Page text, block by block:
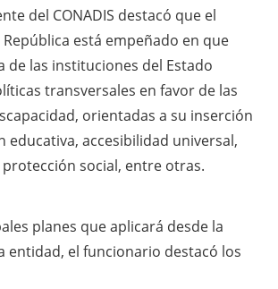
del CONADIS destacó que el
está empeñado en que
de las instituciones del Estado
transversales en favor de las
orientadas a su inserción
educativa, accesibilidad universal,
social, entre otras.
planes que aplicará desde la
entidad, el funcionario destacó los